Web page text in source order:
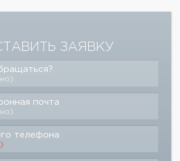
ЗАЯВКУ
почта
телефона